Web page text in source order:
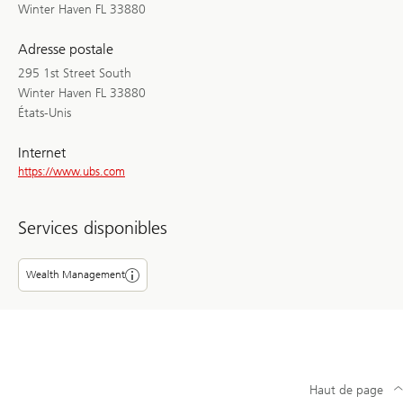
Winter Haven FL 33880
Adresse postale
295 1st Street South
Winter Haven FL 33880
États-Unis
Internet
https://www.ubs.com
Services disponibles
Wealth Management
Haut de page